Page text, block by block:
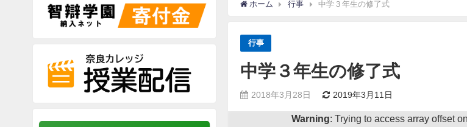
ホーム 行事 中学３年生の修了式
行事
中学３年生の修了式
2018年3月28日 2019年3月11日
Warning: Trying to access array offset